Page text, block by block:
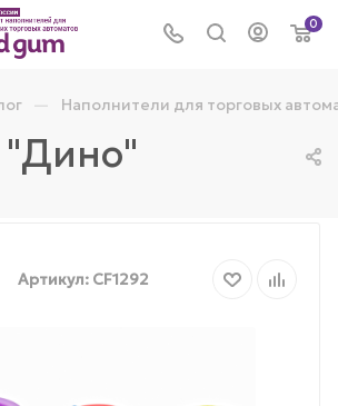
0
— Наполнители для торговых
"Дино"
Артикул: CF1292